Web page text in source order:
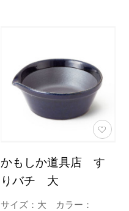
かもしか道具店 す
りバチ 大
サイズ：大 カラー：